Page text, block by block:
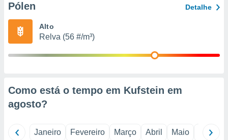
o
num
Pólen Detalhe
Alto
Relva (56 #/m³)
Como está o tempo em Kufstein em
agosto?
Janeiro Fevereiro Março Abril Maio Junho